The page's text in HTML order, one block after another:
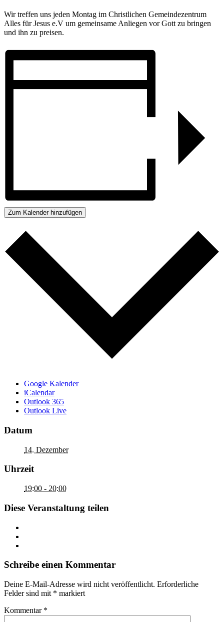
Wir treffen uns jeden Montag im Christlichen Gemeindezentrum
Alles für Jesus e.V um gemeinsame Anliegen vor Gott zu bringen
und ihn zu preisen.
Zum Kalender hinzufügen
Google Kalender
iCalendar
Outlook 365
Outlook Live
Datum
14. Dezember
Uhrzeit
19:00 - 20:00
Diese Veranstaltung teilen
Schreibe einen Kommentar
Deine E-Mail-Adresse wird nicht veröffentlicht. Erforderliche
Felder sind mit * markiert
Kommentar *